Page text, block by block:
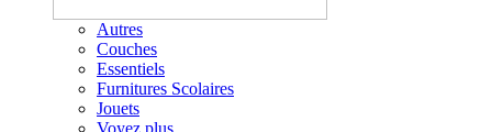
Autres
Couches
Essentiels
Furnitures Scolaires
Jouets
Voyez plus